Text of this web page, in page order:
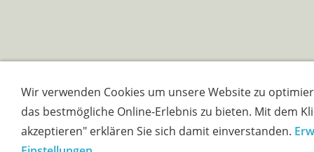
Wir verwenden Cookies um unsere Website zu
das bestmögliche Online-Erlebnis zu bieten. Mit dem
akzeptieren" erklären Sie sich damit einverstanden.